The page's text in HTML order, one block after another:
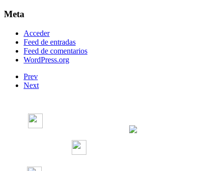
Meta
Acceder
Feed de entradas
Feed de comentarios
WordPress.org
Prev
Next